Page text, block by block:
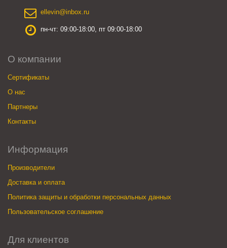
ellevin@inbox.ru
пн-чт: 09:00-18:00, пт 09:00-18:00
О компании
Сертификаты
О нас
Партнеры
Контакты
Информация
Производители
Доставка и оплата
Политика защиты и обработки персональных данных
Пользовательское соглашение
Для клиентов